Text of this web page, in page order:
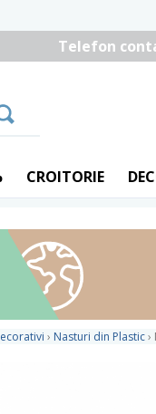
Telefon
CROITORIE
› Nasturi din Plastic›